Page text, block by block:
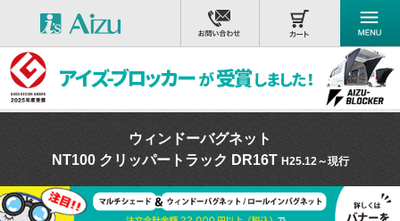
ウィンドーバグネット
NT100 クリッパートラック DR16T H25.12～現行